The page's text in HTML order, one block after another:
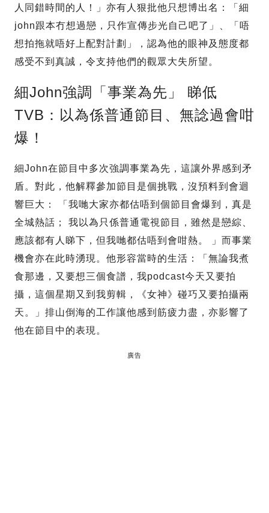
人同錯時間的人！」亦有人狠批他只想博出名：「細
john跟本冇想過戀，只作宣傳步光自己吧了」、「唔
想拍拖就唔好上配對計劃」，認為他的眼神及態度都
感受不到真誠，令支持他們的觀眾大失所望。
細John強調「事業為先」 睇低
TVB：以為係普通節目、無諗過會咁
爆！
細John在節目中多次強調事業為先，這讓外界感到矛
盾。對此，他解釋參加節目是個挑戰，沒預料到會迴
響巨大： 「我哋大家亦都估唔到個節目會爆到，真是
全城熱話； 我以為只係普通電視節目，雖然是戀綜、
應該都有人睇下，但我哋都估唔到會咁熱。 」而事業
機會亦在此時湧現。他形容當時的生活：「無論我煮
食那邊，又要想三個食譜，我podcast今天又要拍
攝，這個星期又到我剪輯，《女神》碰巧又要拍攝兩
天。」排山倒海的工作讓他感到筋疲力盡，亦影響了
他在節目中的表現。
廣告